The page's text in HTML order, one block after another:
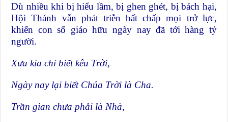
Dù nhiều khi bị hiểu lầm, bị ghen ghét, bị bách hại,
Hội Thánh vẫn phát triễn bất chấp mọi trở lực,
khiến con số giáo hữu ngày nay đã tới hàng tỷ
người.
Xưa kia chỉ biết kêu Trời,
Ngày nay lại biết Chúa Trời là Cha.
Trần gian chưa phải là Nhà,